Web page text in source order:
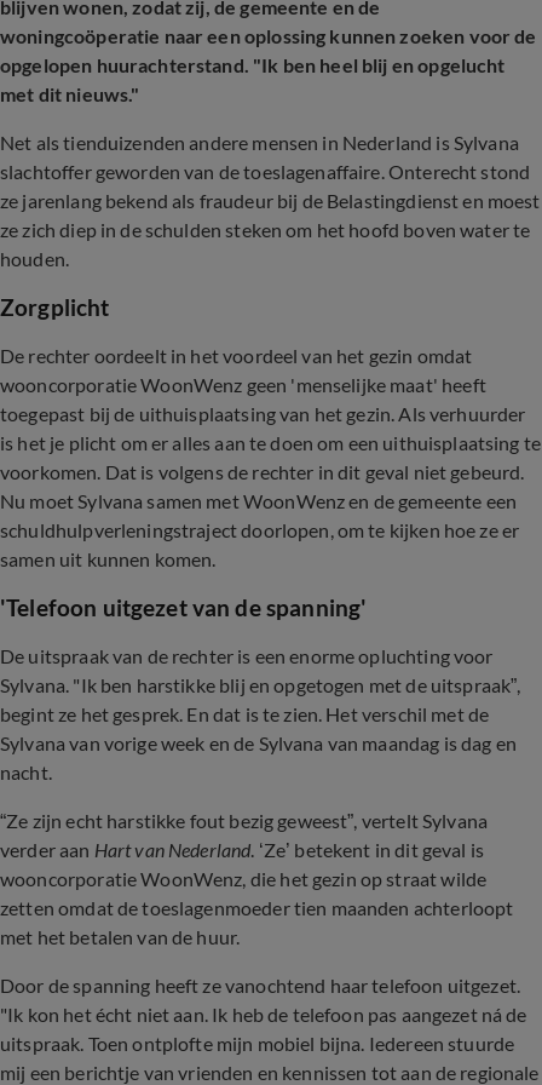
blijven wonen, zodat zij, de gemeente en de
woningcoöperatie naar een oplossing kunnen zoeken voor de
opgelopen huurachterstand. "Ik ben heel blij en opgelucht
met dit nieuws."
Net als tienduizenden andere mensen in Nederland is Sylvana
slachtoffer geworden van de toeslagenaffaire. Onterecht stond
ze jarenlang bekend als fraudeur bij de Belastingdienst en moest
ze zich diep in de schulden steken om het hoofd boven water te
houden.
Zorgplicht
De rechter oordeelt in het voordeel van het gezin omdat
wooncorporatie WoonWenz geen 'menselijke maat' heeft
toegepast bij de uithuisplaatsing van het gezin. Als verhuurder
is het je plicht om er alles aan te doen om een uithuisplaatsing te
voorkomen. Dat is volgens de rechter in dit geval niet gebeurd.
Nu moet Sylvana samen met WoonWenz en de gemeente een
schuldhulpverleningstraject doorlopen, om te kijken hoe ze er
samen uit kunnen komen.
'Telefoon uitgezet van de spanning'
De uitspraak van de rechter is een enorme opluchting voor
Sylvana. "Ik ben harstikke blij en opgetogen met de uitspraak”,
begint ze het gesprek. En dat is te zien. Het verschil met de
Sylvana van vorige week en de Sylvana van maandag is dag en
nacht.
“Ze zijn echt harstikke fout bezig geweest”, vertelt Sylvana
verder aan Hart van Nederland. ‘Ze’ betekent in dit geval is
wooncorporatie WoonWenz, die het gezin op straat wilde
zetten omdat de toeslagenmoeder tien maanden achterloopt
met het betalen van de huur.
Door de spanning heeft ze vanochtend haar telefoon uitgezet.
"Ik kon het écht niet aan. Ik heb de telefoon pas aangezet ná de
uitspraak. Toen ontplofte mijn mobiel bijna. Iedereen stuurde
mij een berichtje van vrienden en kennissen tot aan de regionale